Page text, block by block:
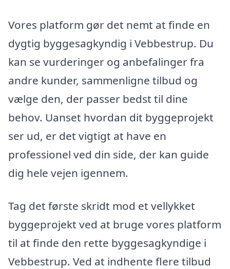
Vores platform gør det nemt at finde en
dygtig byggesagkyndig i Vebbestrup. Du
kan se vurderinger og anbefalinger fra
andre kunder, sammenligne tilbud og
vælge den, der passer bedst til dine
behov. Uanset hvordan dit byggeprojekt
ser ud, er det vigtigt at have en
professionel ved din side, der kan guide
dig hele vejen igennem.
Tag det første skridt mod et vellykket
byggeprojekt ved at bruge vores platform
til at finde den rette byggesagkyndige i
Vebbestrup. Ved at indhente flere tilbud